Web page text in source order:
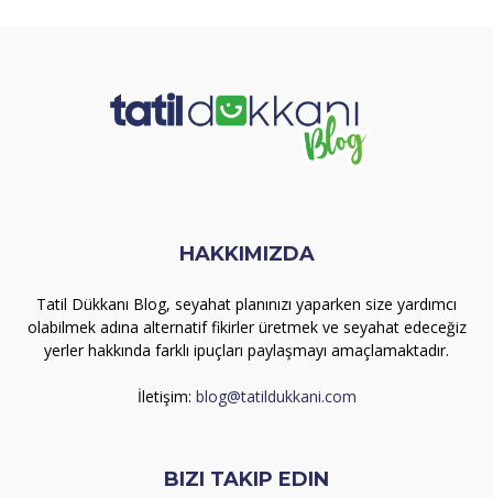
HAKKIMIZDA
Tatil Dükkanı Blog, seyahat planınızı yaparken size yardımcı
olabilmek adına alternatif fikirler üretmek ve seyahat edeceğiz
yerler hakkında farklı ipuçları paylaşmayı amaçlamaktadır.
İletişim: blog@tatildukkani.com
BIZI TAKIP EDIN